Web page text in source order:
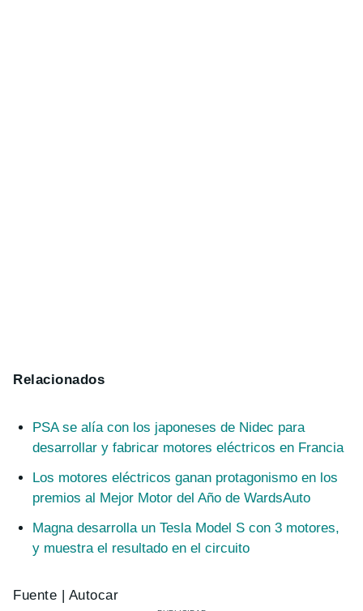
Relacionados
PSA se alía con los japoneses de Nidec para
desarrollar y fabricar motores eléctricos en Francia
Los motores eléctricos ganan protagonismo en los
premios al Mejor Motor del Año de WardsAuto
Magna desarrolla un Tesla Model S con 3 motores,
y muestra el resultado en el circuito
Fuente | Autocar